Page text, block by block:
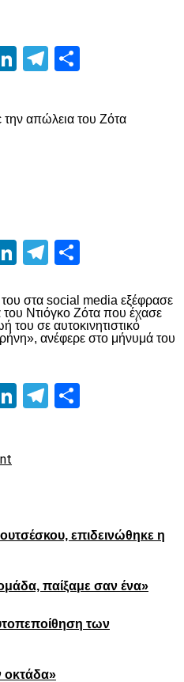
LinkedIn
Telegram
την απώλεια του Ζότα
LinkedIn
Telegram
του στα social media εξέφρασε
του Ντιόγκο Ζότα που έχασε
του σε αυτοκινητιστικό
ανέφερε στο μήνυμά του
LinkedIn
Telegram
επιδεινώθηκε η
παίξαμε σαν ένα»
των
οκτάδα»